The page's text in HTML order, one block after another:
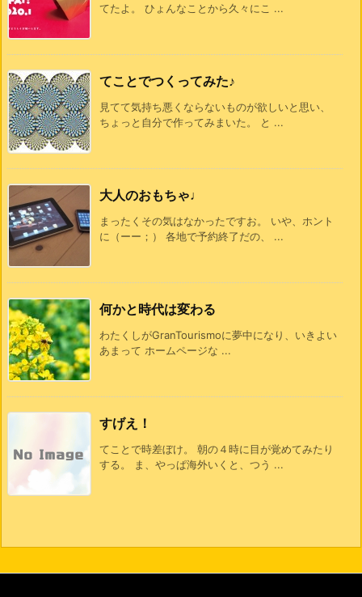
てたよ。 ひょんなことから久々にこ ...
てことでつくってみた♪
見てて気持ち悪くならないものが欲しいと思い、
ちょっと自分で作ってみまいた。 と ...
大人のおもちゃ♩
まったくその気はなかったですお。 いや、ホント
に（ーー；） 各地で予約終了だの、 ...
何かと時代は変わる
わたくしがGranTourismoに夢中になり、いきよい
あまって ホームページな ...
すげえ！
てことで時差ぼけ。 朝の４時に目が覚めてみたり
する。 ま、やっぱ海外いくと、つう ...